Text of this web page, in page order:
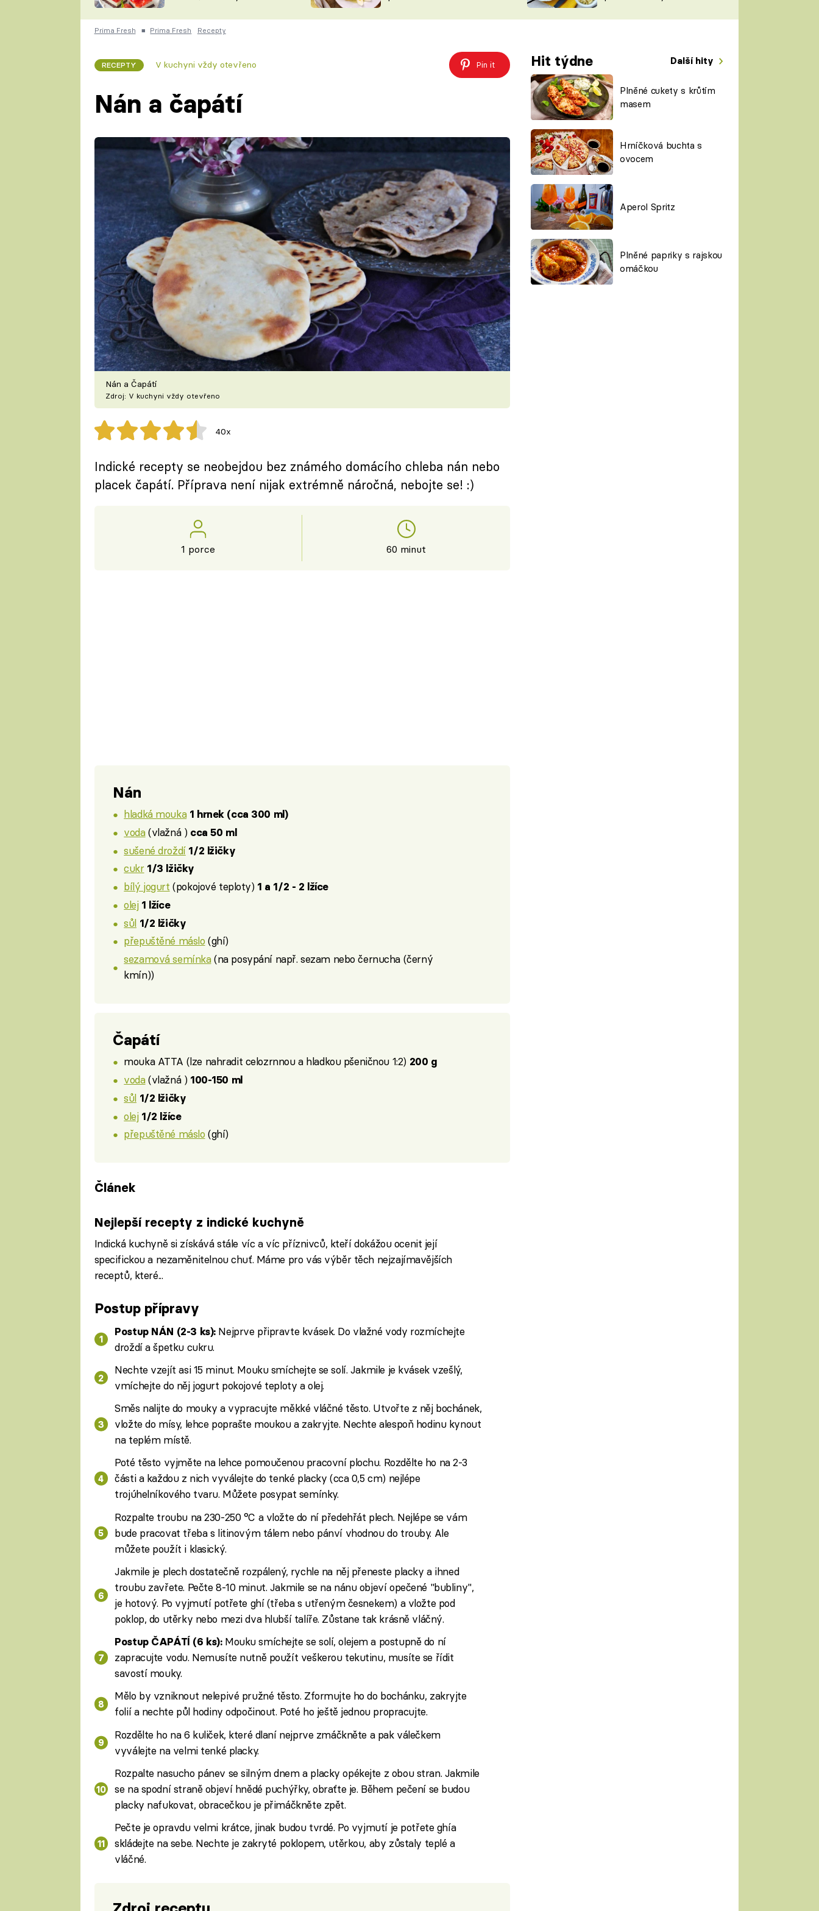
ČESKO NA TALÍŘI
KUCHAŘKA
VYCHYTÁVKY
ŠÉFREDAKTORKY
ČASOPIS
Prima Fresh ■ Prima Fresh Recepty
RECEPTY V kuchyni vždy otevřeno Pin it Hit týdne Další hity
Plněné cukety s krůtím
masem
Hrníčková buchta s
ovocem
Aperol Spritz
Plněné papriky s rajskou
omáčkou
Nán a čapátí
Nán a Čapátí
Zdroj: V kuchyni vždy otevřeno
40x
Indické recepty se neobejdou bez známého domácího chleba nán nebo
placek čapátí. Příprava není nijak extrémně náročná, nebojte se! :)
1 porce 60 minut
Nán
hladká mouka 1 hrnek (cca 300 ml)
voda(vlažná ) cca 50 ml
sušené droždí 1/2 lžičky
cukr 1/3 lžičky
bílý jogurt (pokojové teploty) 1 a 1/2 - 2 lžíce
olej 1 lžíce
sůl 1/2 lžičky
přepuštěné máslo (ghí)
sezamová semínka(na posypání např. sezam nebo černucha (černý
kmín))
Čapátí
mouka ATTA (lze nahradit celozrnnou a hladkou pšeničnou 1:2) 200 g
voda(vlažná ) 100-150 ml
sůl 1/2 lžičky
olej 1/2 lžíce
přepuštěné máslo (ghí)
Článek
Nejlepší recepty z indické kuchyně
Indická kuchyně si získává stále víc a víc příznivců, kteří dokážou ocenit její
specifickou a nezaměnitelnou chuť. Máme pro vás výběr těch nejzajímavějších
receptů, které...
Postup přípravy
Postup NÁN (2-3 ks):Nejprve připravte kvásek. Do vlažné vody rozmíchejte
droždí a špetku cukru.
Nechte vzejít asi 15 minut. Mouku smíchejte se solí. Jakmile je kvásek vzešlý,
vmíchejte do něj jogurt pokojové teploty a olej.
Směs nalijte do mouky a vypracujte měkké vláčné těsto. Utvořte z něj bochánek,
vložte do mísy, lehce poprašte moukou a zakryjte. Nechte alespoň hodinu kynout
na teplém místě.
Poté těsto vyjměte na lehce pomoučenou pracovní plochu. Rozdělte ho na 2-3
části a každou z nich vyválejte do tenké placky (cca 0,5 cm) nejlépe
trojúhelníkového tvaru. Můžete posypat semínky.
Rozpalte troubu na 230-250 °C a vložte do ní předehřát plech. Nejlépe se vám
bude pracovat třeba s litinovým tálem nebo pánví vhodnou do trouby. Ale
můžete použít i klasický.
Jakmile je plech dostatečně rozpálený, rychle na něj přeneste placky a ihned
troubu zavřete. Pečte 8-10 minut. Jakmile se na nánu objeví opečené "bubliny",
je hotový. Po vyjmutí potřete ghí (třeba s utřeným česnekem) a vložte pod
poklop, do utěrky nebo mezi dva hlubší talíře. Zůstane tak krásně vláčný.
Postup ČAPÁTÍ (6 ks):Mouku smíchejte se solí, olejem a postupně do ní
zapracujte vodu. Nemusíte nutně použít veškerou tekutinu, musíte se řídit
savostí mouky.
Mělo by vzniknout nelepivé pružné těsto. Zformujte ho do bochánku, zakryjte
folií a nechte půl hodiny odpočinout. Poté ho ještě jednou propracujte.
Rozdělte ho na 6 kuliček, které dlaní nejprve zmáčkněte a pak válečkem
vyválejte na velmi tenké placky.
Rozpalte nasucho pánev se silným dnem a placky opékejte z obou stran. Jakmile
se na spodní straně objeví hnědé puchýřky, obraťte je. Během pečení se budou
placky nafukovat, obracečkou je přimáčkněte zpět.
Pečte je opravdu velmi krátce, jinak budou tvrdé. Po vyjmutí je potřete ghía
skládejte na sebe. Nechte je zakryté poklopem, utěrkou, aby zůstaly teplé a
vláčné.